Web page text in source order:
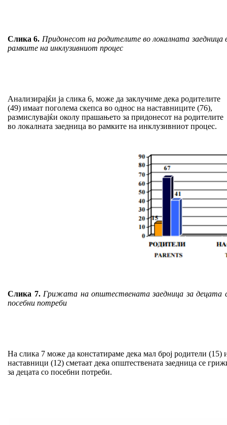
Слика 6. Придонесот на родителите во локалната заедница
рамките на инклузивниот процес
Анализирајќи ја слика 6, може да заклучиме дека родителите
(49) имаат поголема скепса во однос на наставниците (76),
размислувајќи околу прашањето за придонесот на родителите
во локалната заедница во рамките на инклузивниот процес.
Слика 7.Грижата на општествената заедница за децата
посебни потреби
На слика 7 може да констатираме дека мал број родители (15)
наставници (12) сметаат дека општествената заедница се
за децата со посебни потреби.